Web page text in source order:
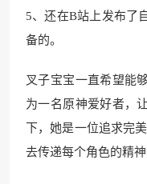
5、还在B站上发布了
备的。
叉子宝宝一直希望能
为一名原神爱好者，
下，她是一位追求完
去传递每个角色的精神